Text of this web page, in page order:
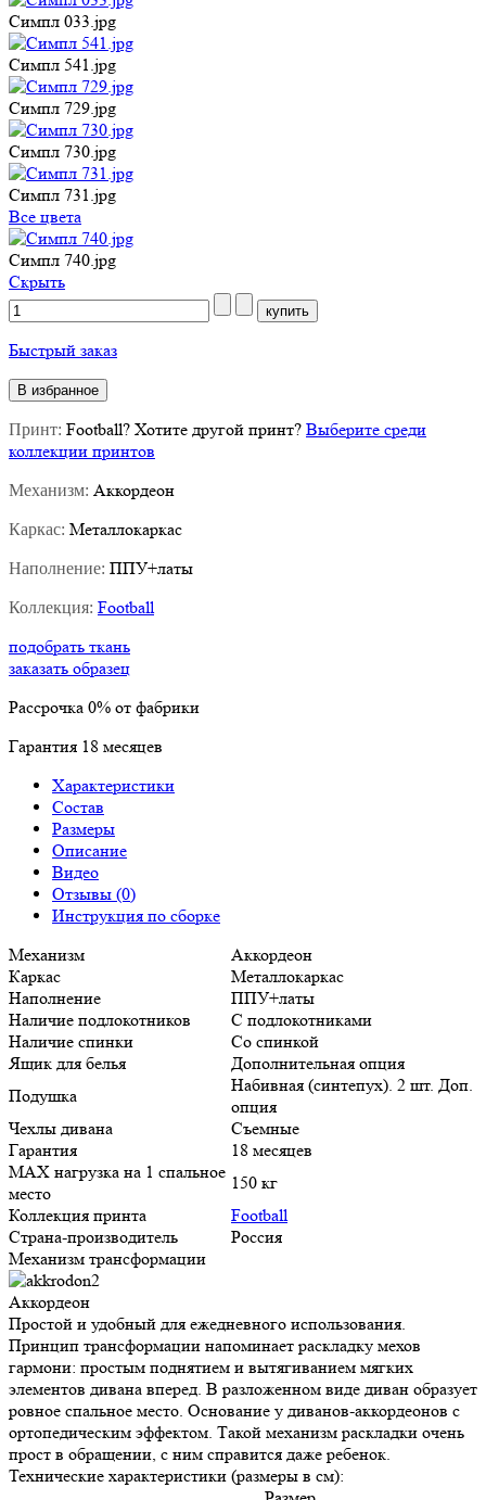
Симпл 033.jpg
Симпл 541.jpg
Симпл 729.jpg
Симпл 730.jpg
Симпл 731.jpg
Все цвета
Симпл 740.jpg
Cкрыть
Быстрый заказ
В избранное
Принт: Football? Хотите другой принт? Выберите среди
коллекции принтов
Механизм: Аккордеон
Каркас: Металлокаркас
Наполнение: ППУ+латы
Коллекция: Football
подобрать ткань
заказать образец
Рассрочка 0% от фабрики
Гарантия 18 месяцев
Характеристики
Состав
Размеры
Описание
Видео
Отзывы (0)
Инструкция по сборке
Механизм
Аккордеон
Каркас
Металлокаркас
Наполнение
ППУ+латы
Наличие подлокотников
С подлокотниками
Наличие спинки
Со спинкой
Ящик для белья
Дополнительная опция
Подушка
Набивная (синтепух). 2 шт. Доп.
опция
Чехлы дивана
Съемные
Гарантия
18 месяцев
MAX нагрузка на 1 спальное
место
150 кг
Коллекция принта
Football
Страна-производитель
Россия
Механизм трансформации
Аккордеон
Простой и удобный для ежедневного использования.
Принцип трансформации напоминает раскладку мехов
гармони: простым поднятием и вытягиванием мягких
элементов дивана вперед. В разложенном виде диван образует
ровное спальное место. Основание у диванов-аккордеонов с
ортопедическим эффектом. Такой механизм раскладки очень
прост в обращении, с ним справится даже ребенок.
Технические характеристики (размеры в см):